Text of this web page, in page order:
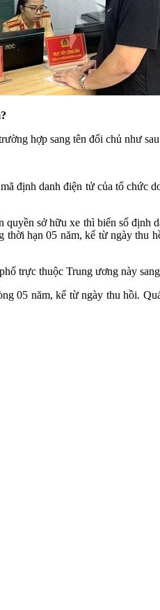
hợp sang tên đổi chủ như
định danh điện tử của tổ chức
sở hữu xe thì biển số
hạn 05 năm, kể từ ngày thu
trực thuộc Trung ương này
05 năm, kể từ ngày thu hồi.